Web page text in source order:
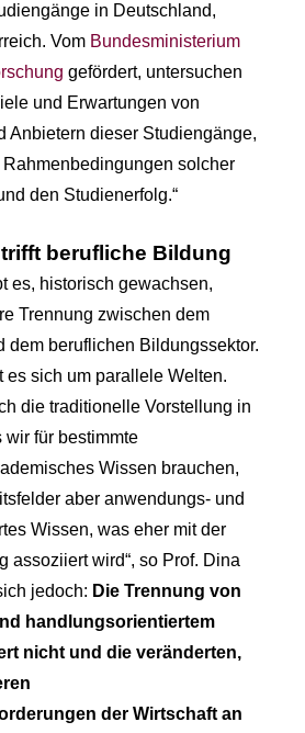
in Deutschland,
Vom Bundesministerium
gefördert, untersuchen
und Erwartungen von
Anbietern dieser Studiengänge,
solcher
den Studienerfolg.“
berufliche Bildung
es, historisch gewachsen,
Trennung zwischen dem
dem beruflichen Bildungssektor.
es sich um parallele Welten.
die traditionelle Vorstellung in
wir für bestimmte
Wissen brauchen,
aber anwendungs- und
Wissen, was eher mit der
assoziiert wird“, so Prof. Dina
jedoch: Die Trennung von
handlungsorientiertem
nicht und die veränderten,
der Wirtschaft an